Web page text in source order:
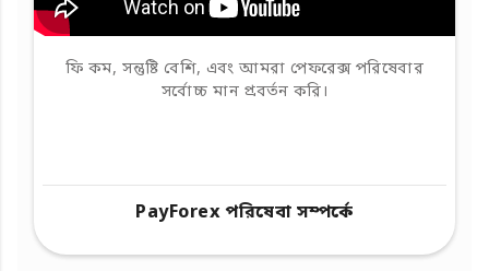
ফি কম, সন্তুষ্টি বেশি, এবং আমরা পেফরেক্স পরিষেবার
সর্বোচ্চ মান প্রবর্তন করি।
PayForex পরিষেবা সম্পর্কে